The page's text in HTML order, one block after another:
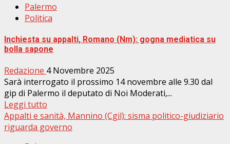
Palermo
Politica
Inchiesta su appalti, Romano (Nm): gogna mediatica su
bolla sapone
Redazione 4 Novembre 2025
Sarà interrogato il prossimo 14 novembre alle 9.30 dal
gip di Palermo il deputato di Noi Moderati,...
Leggi tutto
Appalti e sanità, Mannino (Cgil): sisma politico-giudiziario
riguarda governo